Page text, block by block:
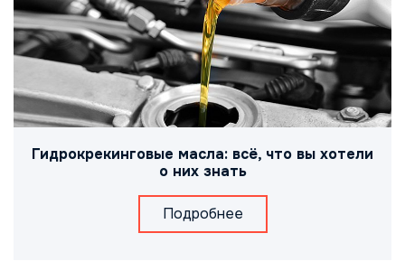
Гидрокрекинговые масла: всё, что вы хотели
о них знать
Подробнее